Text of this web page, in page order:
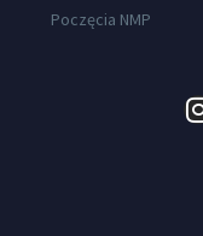
Poczęcia NMP